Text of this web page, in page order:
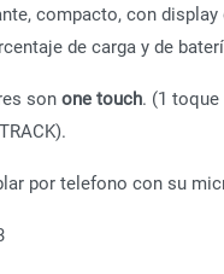
compacto, con
de carga y de
son one touch. (1 toque
por telefono con su